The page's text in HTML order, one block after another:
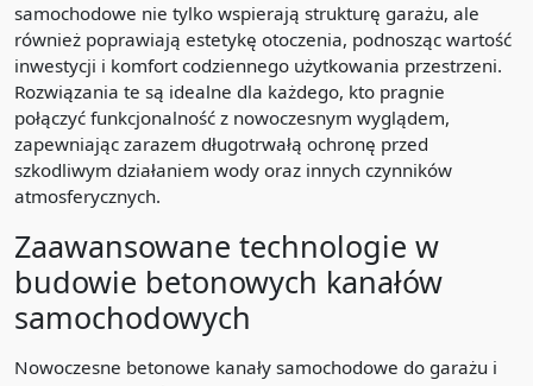
samochodowe nie tylko wspierają strukturę garażu, ale
również poprawiają estetykę otoczenia, podnosząc wartość
inwestycji i komfort codziennego użytkowania przestrzeni.
Rozwiązania te są idealne dla każdego, kto pragnie
połączyć funkcjonalność z nowoczesnym wyglądem,
zapewniając zarazem długotrwałą ochronę przed
szkodliwym działaniem wody oraz innych czynników
atmosferycznych.
Zaawansowane technologie w
budowie betonowych kanałów
samochodowych
Nowoczesne betonowe kanały samochodowe do garażu i